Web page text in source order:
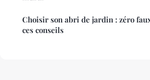
Choisir son abri de jardin : zéro
ces conseils